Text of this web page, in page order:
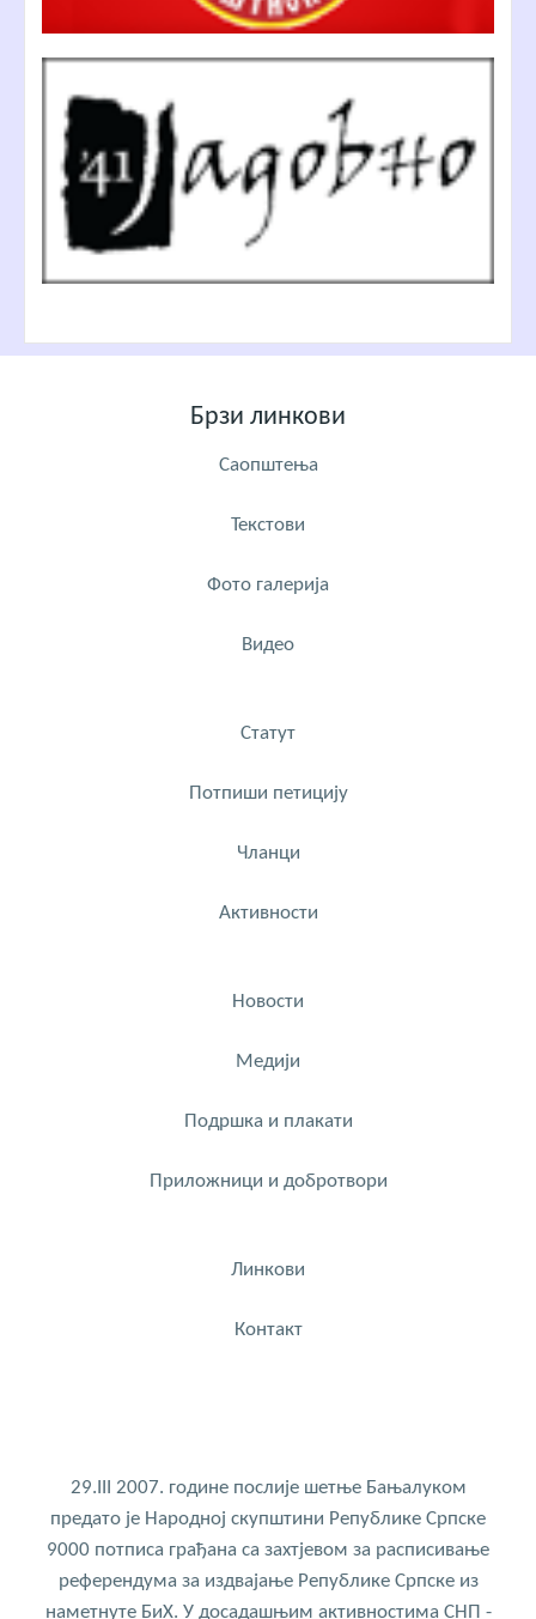
Брзи линкови
Саопштења
Текстови
Фото галерија
Видео
Статут
Потпиши петицију
Чланци
Активности
Новости
Медији
Подршка и плакати
Приложници и добротвори
Линкови
Контакт
29.III 2007. године послије шетње Бањалуком
предато је Народној скупштини Републике Српске
9000 потписа грађана са захтјевом за расписивање
референдума за издвајање Републике Српске из
наметнуте БиХ. У досадашњим активностима СНП -